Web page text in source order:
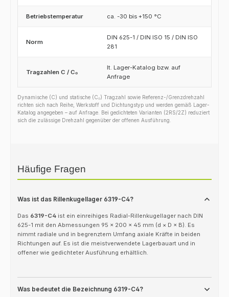
Betriebstemperatur ca. -30 bis +150 °C
Norm
DIN 625-1 / DIN ISO 15 / DIN ISO
281
Tragzahlen C / C₀
lt. Lager-Katalog bzw. auf
Anfrage
Dynamische (C) und statische (C₀) Tragzahl sowie Referenz-/Grenzdrehzahl
richten sich nach Reihe, Werkstoff und Dichtungstyp und werden gemäß Lager-
Katalog angegeben – auf Anfrage. Bei gedichteten Varianten (2RS/2Z) reduziert
sich die zulässige Drehzahl gegenüber der offenen Ausführung.
Häufige Fragen
Was ist das Rillenkugellager 6319-C4?
Das 6319-C4ist ein einreihiges Radial-Rillenkugellager nach DIN
625-1 mit den Abmessungen 95 × 200 × 45 mm (d × D × B). Es
nimmt radiale und in begrenztem Umfang axiale Kräfte in beiden
Richtungen auf. Es ist die meistverwendete Lagerbauart und in
offener wie gedichteter Ausführung erhältlich.
Was bedeutet die Bezeichnung 6319-C4?